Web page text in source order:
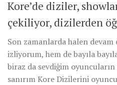
Kore’de diziler,
çekiliyor, dizilerden
Son zamanlarda halen devam
izliyorum, hem de bayıla
biraz da sevdiğim
sanırım Kore Dizilerini